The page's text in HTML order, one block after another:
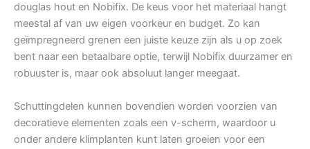
douglas hout en Nobifix. De keus voor het materiaal hangt
meestal af van uw eigen voorkeur en budget. Zo kan
geïmpregneerd grenen een juiste keuze zijn als u op zoek
bent naar een betaalbare optie, terwijl Nobifix duurzamer en
robuuster is, maar ook absoluut langer meegaat.
Schuttingdelen kunnen bovendien worden voorzien van
decoratieve elementen zoals een v-scherm, waardoor u
onder andere klimplanten kunt laten groeien voor een